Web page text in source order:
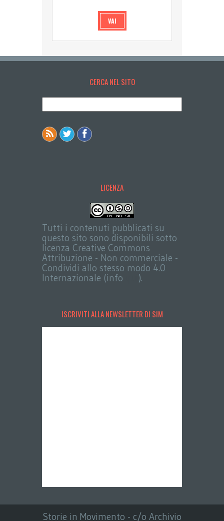
VAI
CERCA NEL SITO
LICENZA
Tutti i contenuti pubblicati su
questo sito sono disponibili sotto
licenza Creative Commons
Attribuzione - Non commerciale -
Condividi allo stesso modo 4.0
Internazionale (info
).
ISCRIVITI ALLA NEWSLETTER DI SIM
Storie in Movimento - c/o Archivio